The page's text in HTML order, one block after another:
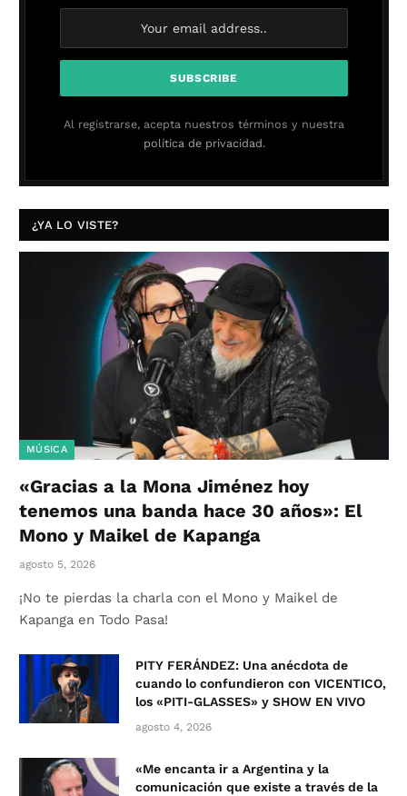
Al registrarse, acepta nuestros términos y nuestra
política de privacidad.
¿YA LO VISTE?
MÚSICA
«Gracias a la Mona Jiménez hoy
tenemos una banda hace 30 años»: El
Mono y Maikel de Kapanga
agosto 5, 2026
¡No te pierdas la charla con el Mono y Maikel de
Kapanga en Todo Pasa!
PITY FERÁNDEZ: Una anécdota de
cuando lo confundieron con VICENTICO,
los «PITI-GLASSES» y SHOW EN VIVO
agosto 4, 2026
«Me encanta ir a Argentina y la
comunicación que existe a través de la